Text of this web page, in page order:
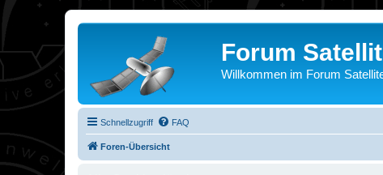
Forum
Willkommen im Forum
Schnellzugriff FAQ
Foren-Übersicht